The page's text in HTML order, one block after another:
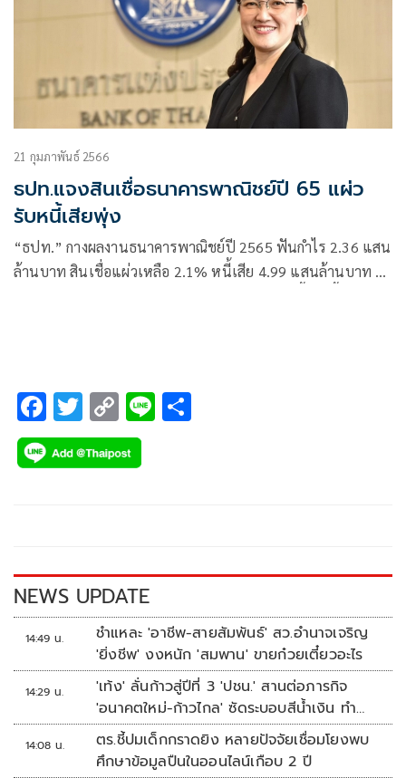
21 กุมภาพันธ์ 2566
ธปท.แจงสินเชื่อธนาคารพาณิชย์ปี 65 แผ่ว
รับหนี้เสียพุ่ง
“ธปท.” กางผลงานธนาคารพาณิชย์ปี 2565 ฟันกำไร 2.36 แสน
ล้านบาท สินเชื่อแผ่วเหลือ 2.1% หนี้เสีย 4.99 แสนล้านบาท รับ
F
ac
e
k
T
wi
tt
C
o
p
k
Li
NEWS UPDATE
14:49 น.
ชำแหละ 'อาชีพ-สายสัมพันธ์' สว.อำนาจเจริญ
'ยิ่งชีพ' งงหนัก 'สมพาน' ขายก๋วยเตี๋ยวอะไร
14:29 น.
'เท้ง' ลั่นก้าวสู่ปีที่ 3 'ปชน.' สานต่อภารกิจ
'อนาคตใหม่-ก้าวไกล' ซัดระบอบสีน้ำเงิน ทำ
หลักนิติรัฐ-นิติธรรมสั่นคลอน
14:08 น.
ตร.ชี้ปมเด็กกราดยิง หลายปัจจัยเชื่อมโยงพบ
ศึกษาข้อมูลปืนในออนไลน์เกือบ 2 ปี